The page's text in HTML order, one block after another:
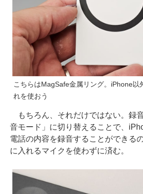
こちらはMagSafe金属リング。iPhone以
れを使おう
もちろん、それだけではない。録
音モード」に切り替えることで、
電話の内容を録音することができる
に入れるマイクを使わずに済む。